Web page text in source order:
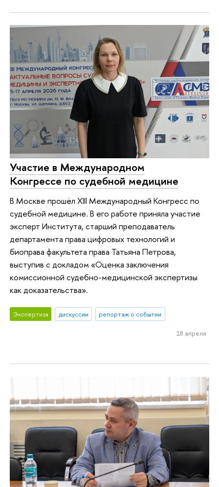
Участие в Международном
Конгрессе по судебной медицине
В Москве прошёл XIII Международный Конгресс по
судебной медицине. В его работе приняла участие
эксперт Института, старший преподаватель
департамента права цифровых технологий и
биоправа факультета права Татьяна Петрова,
выступив с докладом «Оценка заключения
комиссионной судебно-медицинской экспертизы
как доказательства».
Экспертиза дискуссии репортаж о событии
18 апреля